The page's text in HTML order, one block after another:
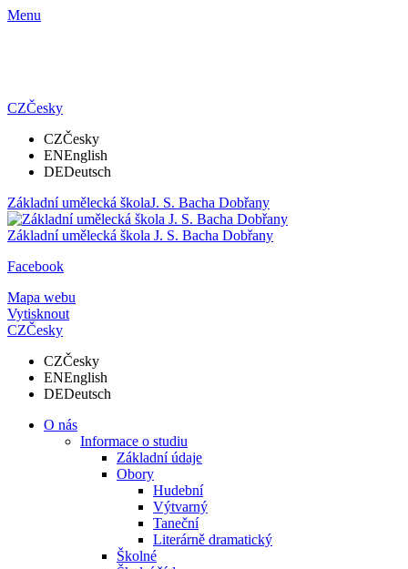
Menu
CZČesky
CZČesky
ENEnglish
DEDeutsch
Základní umělecká školaJ. S. Bacha Dobřany
Základní umělecká škola J. S. Bacha Dobřany
Facebook
Mapa webu
Vytisknout
CZČesky
CZČesky
ENEnglish
DEDeutsch
O nás
Informace o studiu
Základní údaje
Obory
Hudební
Výtvarný
Taneční
Literárně dramatický
Školné